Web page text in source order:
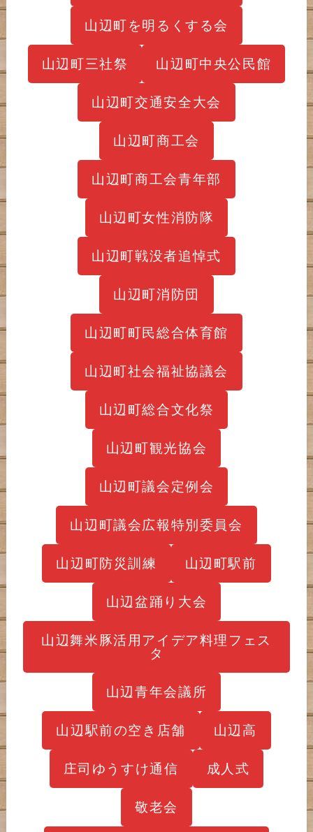
山辺町を明るくする会
山辺町三社祭 山辺町中央公民館
山辺町交通安全大会
山辺町商工会
山辺町商工会青年部
山辺町女性消防隊
山辺町戦没者追悼式
山辺町消防団
山辺町町民総合体育館
山辺町社会福祉協議会
山辺町総合文化祭
山辺町観光協会
山辺町議会定例会
山辺町議会広報特別委員会
山辺町防災訓練 山辺町駅前
山辺盆踊り大会
山辺舞米豚活用アイデア料理フェス
タ
山辺青年会議所
山辺駅前の空き店舗 山辺高
庄司ゆうすけ通信 成人式
敬老会